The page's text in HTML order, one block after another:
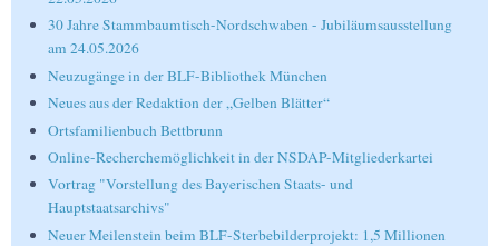
30 Jahre Stammbaumtisch-Nordschwaben - Jubiläumsausstellung
am 24.05.2026
Neuzugänge in der BLF-Bibliothek München
Neues aus der Redaktion der „Gelben Blätter“
Ortsfamilienbuch Bettbrunn
Online-Recherchemöglichkeit in der NSDAP-Mitgliederkartei
Vortrag "Vorstellung des Bayerischen Staats- und
Hauptstaatsarchivs"
Neuer Meilenstein beim BLF-Sterbebilderprojekt: 1,5 Millionen